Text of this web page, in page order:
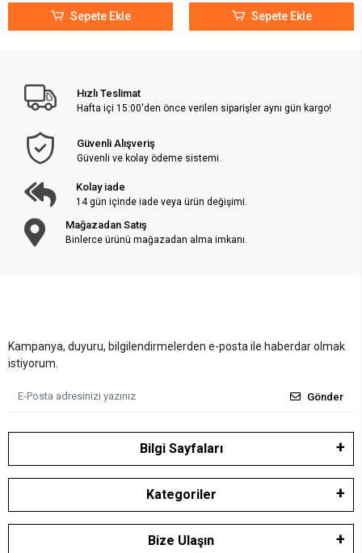
Sepete Ekle Sepete Ekle
Hızlı Teslimat
Hafta içi 15:00'den önce verilen siparişler aynı gün kargo!
Güvenli Alışveriş
Güvenli ve kolay ödeme sistemi.
Kolay iade
14 gün içinde iade veya ürün değişimi.
Mağazadan Satış
Binlerce ürünü mağazadan alma imkanı.
Kampanya, duyuru, bilgilendirmelerden e-posta ile haberdar olmak
istiyorum.
Gönder
Bilgi Sayfaları
Kategoriler
Bize Ulaşın